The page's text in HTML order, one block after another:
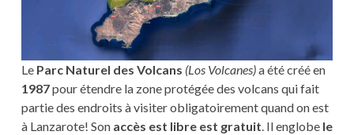
Le Parc Naturel des Volcans (Los Volcanes)a été créé en
1987pour étendre la zone protégée des volcans qui fait
partie des endroits à visiter obligatoirement quand on est
à Lanzarote! Son accès est libre est gratuit . Il englobe le